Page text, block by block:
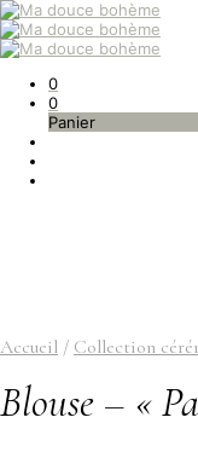
0
0
Panier
Accueil / Collection
Blouse – «